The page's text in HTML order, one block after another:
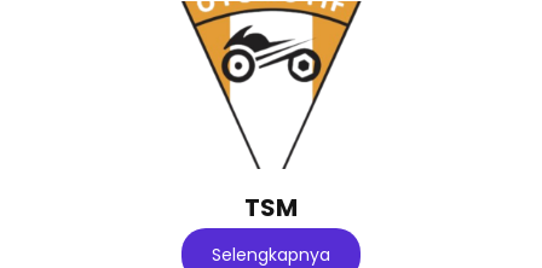
TSM
Selengkapnya